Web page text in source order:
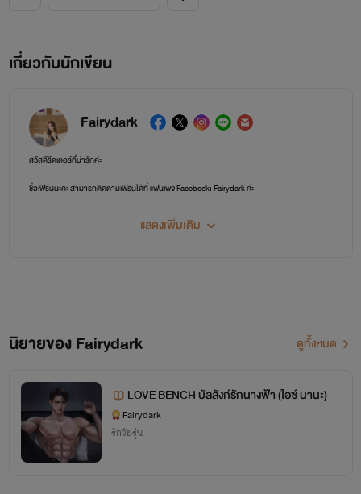
เกี่ยวกับนักเขียน
Fairydark
สวัสดีรีดเดอร์ที่น่ารักค่ะ
ชื่อเฟิร์นนะคะ สามารถติดตามเฟิร์นได้ที่ แฟนเพจ Facebook: Fairydark ค่ะ
แสดงเพิ่มเติม
นิยายของ Fairydark ดูทั้งหมด
LOVE BENCH บัลลังก์รักนางฟ้า (ไอซ์ นานะ)
Fairydark
รักวัยรุ่น